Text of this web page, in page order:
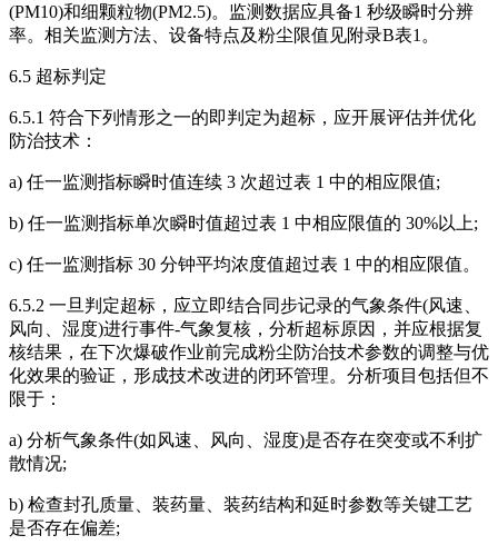
(PM10)和细颗粒物(PM2.5)。监测数据应具备1 秒级瞬时分辨
率。相关监测方法、设备特点及粉尘限值见附录B表1。
6.5 超标判定
6.5.1 符合下列情形之一的即判定为超标，应开展评估并优化
防治技术：
a) 任一监测指标瞬时值连续 3 次超过表 1 中的相应限值;
b) 任一监测指标单次瞬时值超过表 1 中相应限值的 30%以上;
c) 任一监测指标 30 分钟平均浓度值超过表 1 中的相应限值。
6.5.2 一旦判定超标，应立即结合同步记录的气象条件(风速、
风向、湿度)进行事件-气象复核，分析超标原因，并应根据复
核结果，在下次爆破作业前完成粉尘防治技术参数的调整与优
化效果的验证，形成技术改进的闭环管理。分析项目包括但不
限于：
a) 分析气象条件(如风速、风向、湿度)是否存在突变或不利扩
散情况;
b) 检查封孔质量、装药量、装药结构和延时参数等关键工艺
是否存在偏差;